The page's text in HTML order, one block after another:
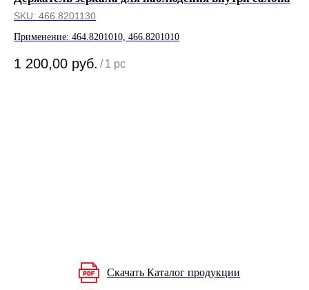
SKU: 466.8201130
Применение: 464.8201010, 466.8201010
1 200,00 руб. / 1 pc
Скачать Каталог продукции